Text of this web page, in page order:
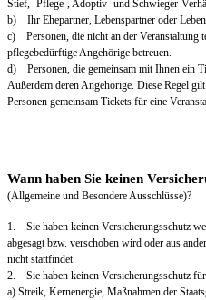
Stief,- Pflege-, Adoptiv- und Schwieger-
b) Ihr Ehepartner, Lebenspartner oder
c) Personen, die nicht an der Veranstaltung
pflegebedürftige Angehörige betreuen.
d) Personen, die gemeinsam mit Ihnen ein
Außerdem deren Angehörige. Diese Regel
Personen gemeinsam Tickets für eine
Wann haben Sie keinen
(Allgemeine und Besondere Ausschlüsse)?
1. Sie haben keinen Versicherungsschutz
abgesagt bzw. verschoben wird oder aus
nicht stattfindet.
2. Sie haben keinen Versicherungsschutz für
a) Streik, Kernenergie, Maßnahmen der